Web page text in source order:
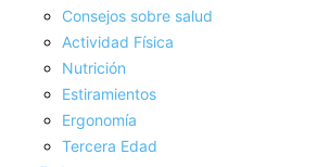
Consejos sobre salud
Actividad Fí­sica
Nutrición
Estiramientos
Ergonomí­a
Tercera Edad